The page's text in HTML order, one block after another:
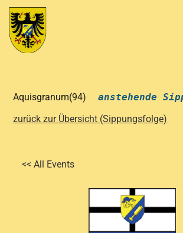
Aquisgranum(94)anstehende
zurück zur Übersicht (Sippungsfolge)
<< All Events